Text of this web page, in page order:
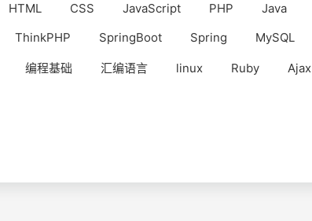
HTML CSS JavaScript PHP Java
ThinkPHP SpringBoot Spring MySQL
编程基础 汇编语言 linux Ruby Ajax